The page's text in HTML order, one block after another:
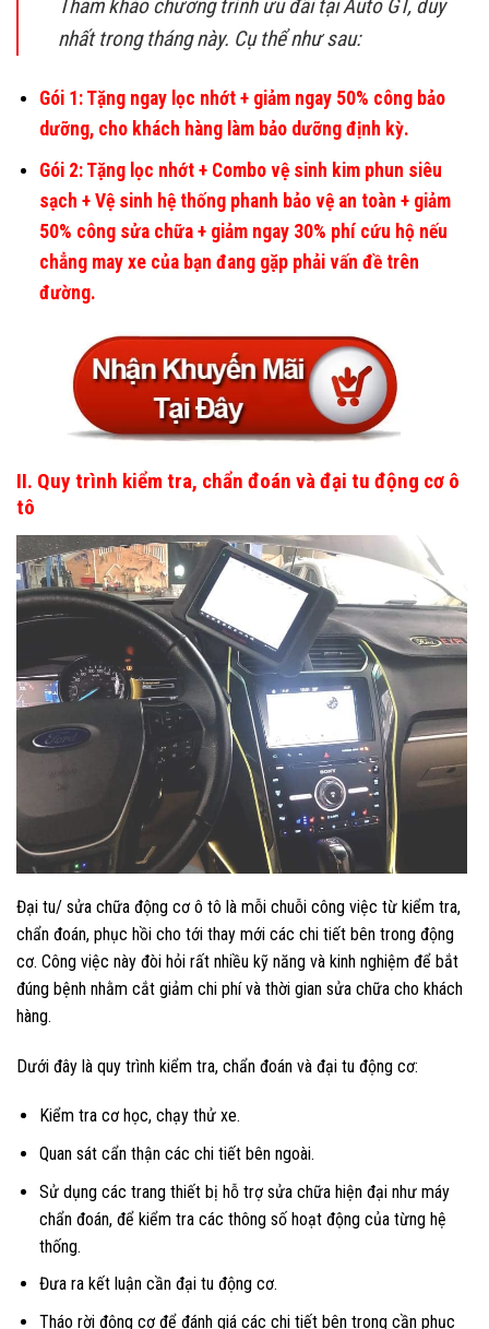
Tham khảo chương trình ưu đãi tại Auto GT, duy
nhất trong tháng này. Cụ thể như sau:
Gói 1: Tặng ngay lọc nhớt + giảm ngay 50% công bảo
dưỡng, cho khách hàng làm bảo dưỡng định kỳ.
Gói 2: Tặng lọc nhớt + Combo vệ sinh kim phun siêu
sạch + Vệ sinh hệ thống phanh bảo vệ an toàn + giảm
50% công sửa chữa + giảm ngay 30% phí cứu hộ nếu
chẳng may xe của bạn đang gặp phải vấn đề trên
đường.
II. Quy trình kiểm tra, chẩn đoán và đại tu động cơ ô
tô
Đại tu/ sửa chữa động cơ ô tô là mỗi chuỗi công việc từ kiểm tra,
chẩn đoán, phục hồi cho tới thay mới các chi tiết bên trong động
cơ. Công việc này đòi hỏi rất nhiều kỹ năng và kinh nghiệm để bắt
đúng bệnh nhằm cắt giảm chi phí và thời gian sửa chữa cho khách
hàng.
Dưới đây là quy trình kiểm tra, chẩn đoán và đại tu động cơ:
Kiểm tra cơ học, chạy thử xe.
Quan sát cẩn thận các chi tiết bên ngoài.
Sử dụng các trang thiết bị hỗ trợ sửa chữa hiện đại như máy
chẩn đoán, để kiểm tra các thông số hoạt động của từng hệ
thống.
Đưa ra kết luận cần đại tu động cơ.
Tháo rời động cơ để đánh giá các chi tiết bên trong cần phục